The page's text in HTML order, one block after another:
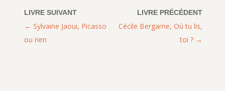
Cécile Bergame, Où tu lis,
toi ?
Sylvaine Jaoui, Picasso
ou rien